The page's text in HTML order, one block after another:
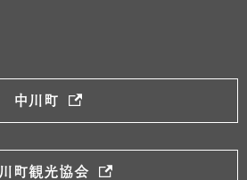
中川町
町観光協会